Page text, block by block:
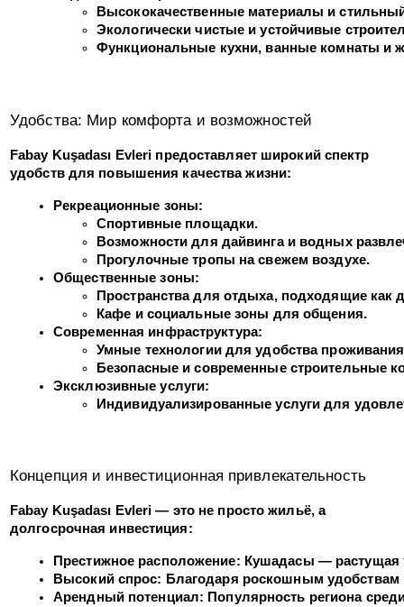
Высококачественные материалы и
Экологически чистые и устойчивые
Функциональные кухни, ванные комнаты и
Удобства: Мир комфорта и возможностей
Fabay Kuşadası Evleri предоставляет широкий спектр
удобств для повышения качества жизни:
Рекреационные зоны:
Спортивные площадки.
Возможности для дайвинга и водных
Прогулочные тропы на свежем воздухе.
Общественные зоны:
Пространства для отдыха, подходящие как
Кафе и социальные зоны для общения.
Современная инфраструктура:
Умные технологии для удобства
Безопасные и современные строительные
Эксклюзивные услуги:
Индивидуализированные услуги для
Концепция и инвестиционная привлекательность
Fabay Kuşadası Evleri — это не просто жильё, а
долгосрочная инвестиция:
Престижное расположение: Кушадасы — растущая
Высокий спрос: Благодаря роскошным удобствам
Арендный потенциал: Популярность региона